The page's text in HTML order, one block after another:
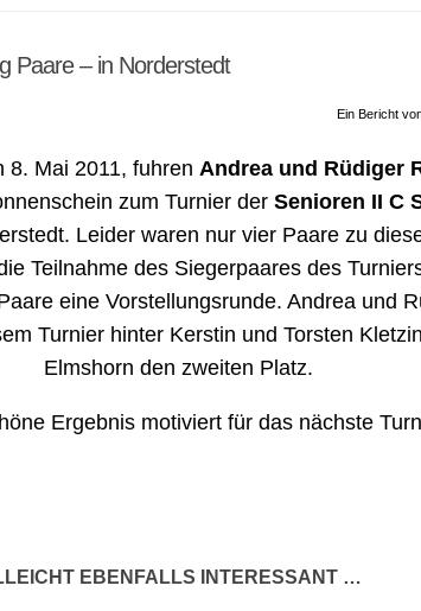
Paare – in Norderstedt
Ein Bericht
Mai 2011, fuhren Andrea und Rüdiger
zum Turnier der Senioren II C
Leider waren nur vier Paare zu
Teilnahme des Siegerpaares des
eine Vorstellungsrunde. Andrea und
Turnier hinter Kerstin und Torsten
Elmshorn den zweiten Platz.
Ergebnis motiviert für das nächste
EBENFALLS INTERESSANT …